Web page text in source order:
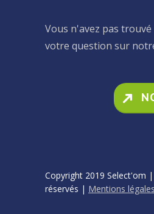
Vous n'avez pas
votre question sur
Copyright 2019 Select'om
réservés | Mentions légales